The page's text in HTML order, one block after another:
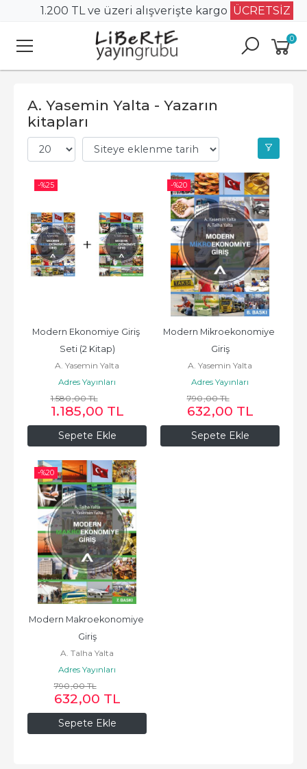
1.200 TL ve üzeri alışverişte kargo ÜCRETSİZ
0
A. Yasemin Yalta - Yazarın
kitapları
-%25
Sepete Ekle
Modern Ekonomiye Giriş
Seti (2 Kitap)
A. Yasemin Yalta
Adres Yayınları
1.580,00TL
1.185,00 TL
-%20
Sepete Ekle
Modern Mikroekonomiye
Giriş
A. Yasemin Yalta
Adres Yayınları
790,00TL
632,00 TL
-%20
Sepete Ekle
Modern Makroekonomiye
Giriş
A. Talha Yalta
Adres Yayınları
790,00TL
632,00 TL